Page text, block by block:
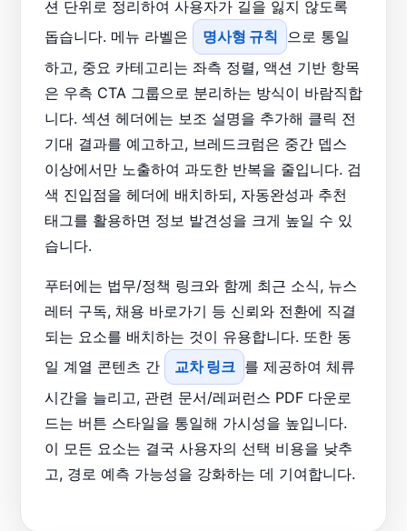
션 단위로 정리하여 사용자가 길을 잃지 않도록
돕습니다. 메뉴 라벨은
명사형 규칙
으로 통일
하고, 중요 카테고리는 좌측 정렬, 액션 기반 항목
은 우측 CTA 그룹으로 분리하는 방식이 바람직합
니다. 섹션 헤더에는 보조 설명을 추가해 클릭 전
기대 결과를 예고하고, 브레드크럼은 중간 뎁스
이상에서만 노출하여 과도한 반복을 줄입니다. 검
색 진입점을 헤더에 배치하되, 자동완성과 추천
태그를 활용하면 정보 발견성을 크게 높일 수 있
습니다.
푸터에는 법무/정책 링크와 함께 최근 소식, 뉴스
레터 구독, 채용 바로가기 등 신뢰와 전환에 직결
되는 요소를 배치하는 것이 유용합니다. 또한 동
일 계열 콘텐츠 간
교차 링크 를 제공하여 체류
시간을 늘리고, 관련 문서/레퍼런스 PDF 다운로
드는 버튼 스타일을 통일해 가시성을 높입니다.
이 모든 요소는 결국 사용자의 선택 비용을 낮추
고, 경로 예측 가능성을 강화하는 데 기여합니다.